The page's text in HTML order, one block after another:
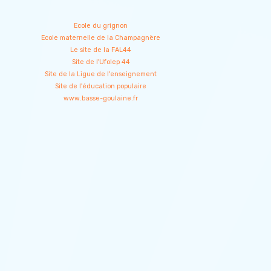
Ecole du grignon
Ecole maternelle de la Champagnère
Le site de la FAL44
Site de l'Ufolep 44
Site de la Ligue de l'enseignement
Site de l'éducation populaire
www.basse-goulaine.fr